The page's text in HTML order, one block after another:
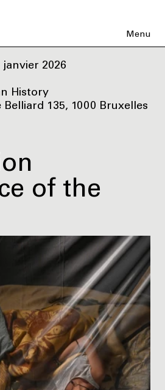
Menu
janvier 2026
History
Belliard 135, 1000 Bruxelles
of the